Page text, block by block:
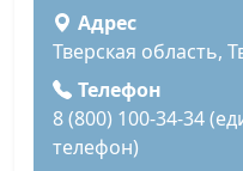
Адрес
Тверская область,
Телефон
8 (800) 100-34-34
телефон)